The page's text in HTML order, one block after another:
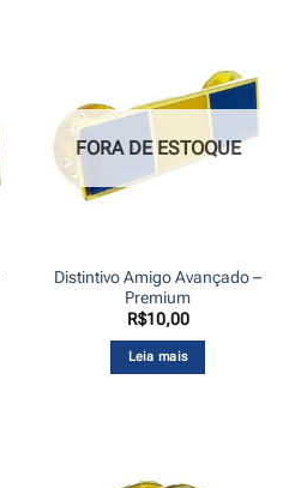
FORA DE ESTOQUE
Distintivo Amigo Avançado –
Premium
R$10,00
Leia mais